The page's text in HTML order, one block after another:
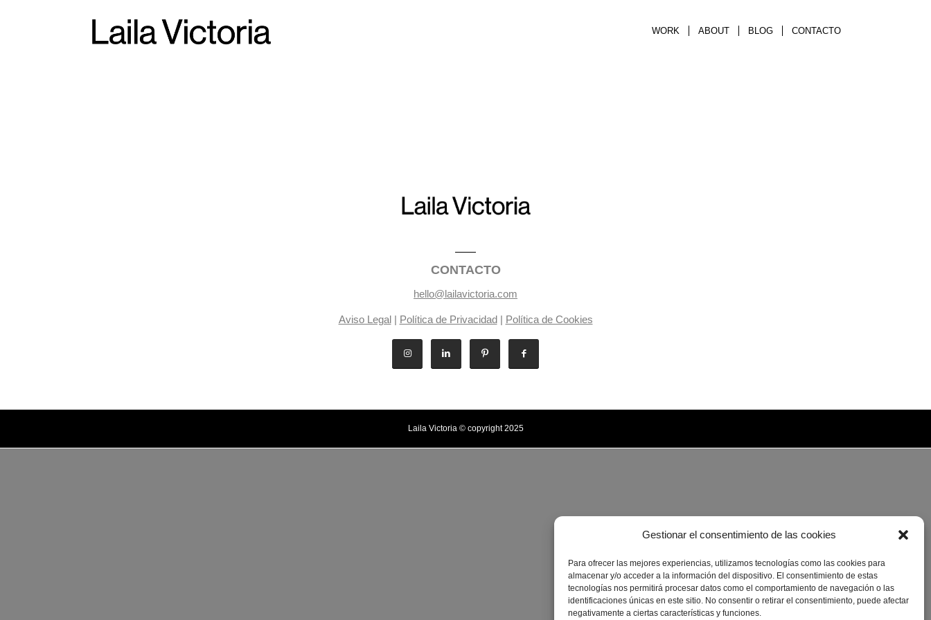
Gestionar el consentimiento de las cookies
Para ofrecer las mejores experiencias, utilizamos tecnologías como las cookies para
almacenar y/o acceder a la información del dispositivo. El consentimiento de estas
tecnologías nos permitirá procesar datos como el comportamiento de navegación o las
identificaciones únicas en este sitio. No consentir o retirar el consentimiento, puede afectar
negativamente a ciertas características y funciones.
WORK ABOUT BLOG CONTACTO
CONTACTO
hello@lailavictoria.com
Aviso Legal| Política de Privacidad| Política de Cookies
Laila Victoria © copyright 2025